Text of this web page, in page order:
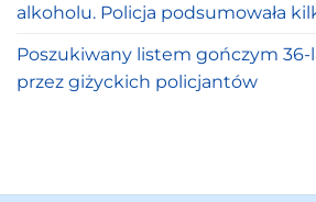
alkoholu. Policja podsumowała
Poszukiwany listem gończym
przez giżyckich policjantów